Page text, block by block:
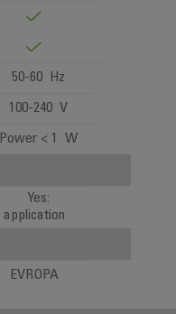
50-60 Hz
100-240 V
Power < 1 W
Yes:
application
EVROPA